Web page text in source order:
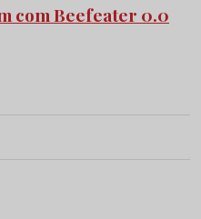
com Beefeater 0.0